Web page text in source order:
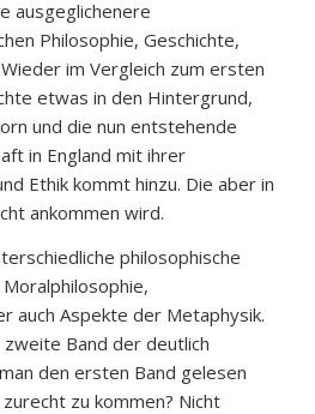
ausgeglichenere
Philosophie, Geschichte,
im Vergleich zum ersten
etwas in den Hintergrund,
und die nun entstehende
in England mit ihrer
Ethik kommt hinzu. Die aber in
ankommen wird.
philosophische
auch Aspekte der Metaphysik.
Band der deutlich
den ersten Band gelesen
zu kommen? Nicht